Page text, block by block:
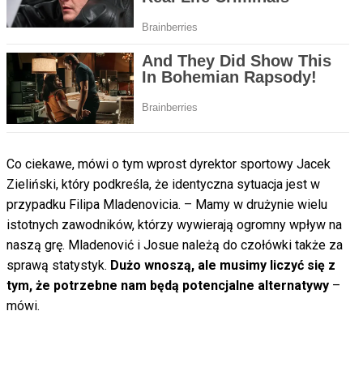
Co ciekawe, mówi o tym wprost dyrektor sportowy Jacek
Zieliński, który podkreśla, że identyczna sytuacja jest w
przypadku Filipa Mladenovicia. – Mamy w drużynie wielu
istotnych zawodników, którzy wywierają ogromny wpływ na
naszą grę. Mladenović i Josue należą do czołówki także za
sprawą statystyk. Dużo wnoszą, ale musimy liczyć się z
tym, że potrzebne nam będą potencjalne alternatywy –
mówi.